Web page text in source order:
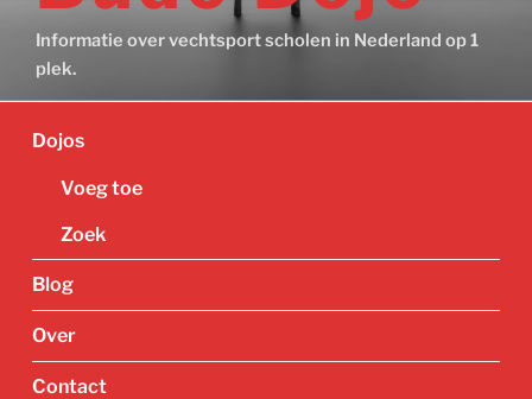
Informatie over vechtsport scholen in Nederland op 1
plek.
Dojos
Voeg toe
Zoek
Blog
Over
Contact